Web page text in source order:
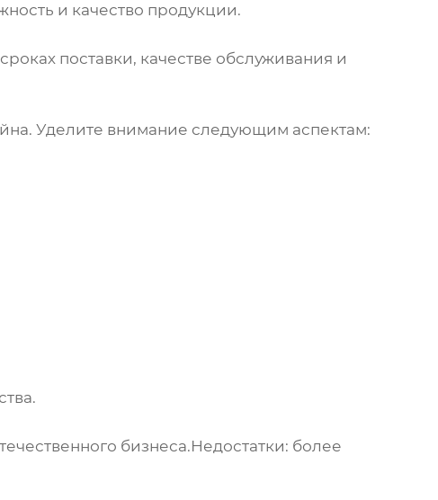
и качество продукции.
поставки, качестве обслуживания и
Уделите внимание следующим аспектам:
бизнеса.Недостатки: более